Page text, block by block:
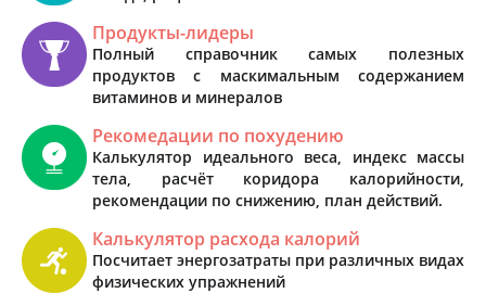
Продукты-лидеры
Полный справочник самых полезных
продуктов с маскимальным содержанием
витаминов и минералов
Рекомедации по похудению
Калькулятор идеального веса, индекс массы
тела, расчёт коридора калорийности,
рекомендации по снижению, план действий.
Калькулятор расхода калорий
Посчитает энергозатраты при различных видах
физических упражнений